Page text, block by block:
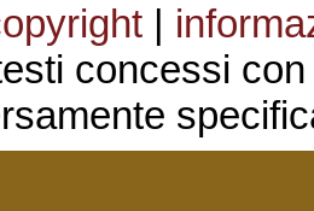
|
concessi